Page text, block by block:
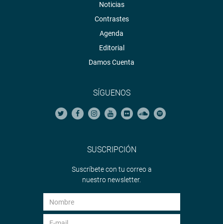
Noticias
Contrastes
Agenda
Editorial
Damos Cuenta
SÍGUENOS
SUSCRIPCIÓN
Suscríbete con tu correo a
nuestro newsletter.